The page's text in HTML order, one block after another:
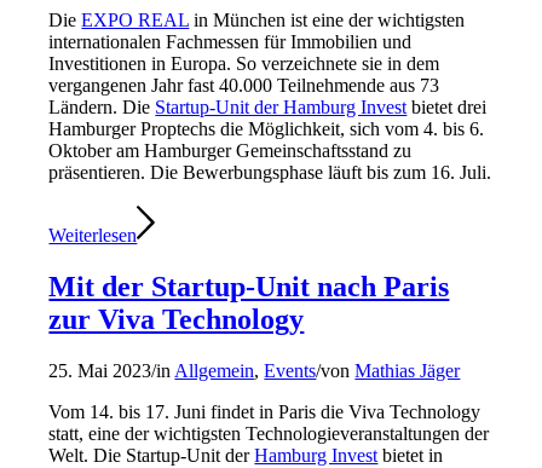
DieEXPO REAL in München ist eine der wichtigsten
internationalen Fachmessen für Immobilien und
Investitionen in Europa. So verzeichnete sie in dem
vergangenen Jahr fast 40.000 Teilnehmende aus 73
Ländern. Die Startup-Unit der Hamburg Invest bietet drei
Hamburger Proptechs die Möglichkeit, sich vom 4. bis 6.
Oktober am Hamburger Gemeinschaftsstand zu
präsentieren. Die Bewerbungsphase läuft bis zum 16. Juli.
Weiterlesen
Mit der Startup-Unit nach Paris
zur Viva Technology
25. Mai 2023/in Allgemein,Events/vonMathias Jäger
Vom 14. bis 17. Juni findet in Paris die Viva Technology
statt, eine der wichtigsten Technologieveranstaltungen der
Welt. Die Startup-Unit derHamburg Invest bietet in